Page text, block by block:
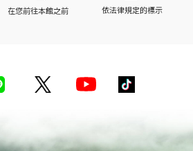
在您前往本館之前 依法律規定的標示